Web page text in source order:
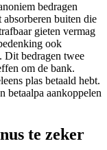
bedragen
buiten die
gieten vermag
ook
Dit bedragen twee
om de bank.
plas betaald hebt.
betaalpa aankoppelen
te zeker